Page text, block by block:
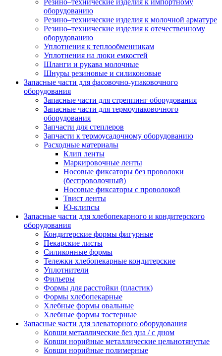
оборудованию
Резино–технические изделия к молочной арматуре
Резино–технические изделия к отечественному
оборудованию
Уплотнения к теплообменникам
Уплотнения на люки емкостей
Шланги и рукава молочные
Шнуры резиновые и силиконовые
Запасные части для фасовочно-упаковочного
оборудования
Запасные части для стреппинг оборудования
Запасные части для термоупаковочного
оборудования
Запчасти для степлеров
Запчасти к термоусадочному оборудованию
Расходные материалы
Клип ленты
Маркировочные ленты
Носовые фиксаторы без проволоки
(беспроволочный)
Носовые фиксаторы с проволокой
Твист ленты
Ю-клипсы
Запасные части для хлебопекарного и кондитерского
оборудования
Кондитерские формы фигурные
Пекарские листы
Силиконные формы
Тележки хлебопекарные кондитерские
Уплотнители
Фильеры
Формы для расстойки (пластик)
Формы хлебопекарные
Хлебные формы овальные
Хлебные формы тостерные
Запасные части для элеваторного оборудования
Ковши металлические без дна / с дном
Ковши норийные металлические цельнотянутые
Ковши норийные полимерные